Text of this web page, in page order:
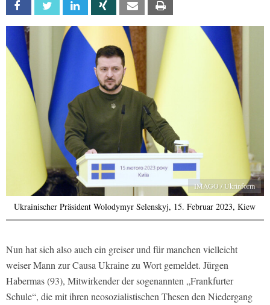
Facebook Twitter Linkedin Xing Email
IMAGO / Ukrinform
Ukrainischer Präsident Wolodymyr Selenskyj, 15. Februar 2023, Kiew
Nun hat sich also auch ein greiser und für manchen vielleicht
weiser Mann zur Causa Ukraine zu Wort gemeldet. Jürgen
Habermas (93), Mitwirkender der sogenannten „Frankfurter
Schule“, die mit ihren neosozialistischen Thesen den Niedergang